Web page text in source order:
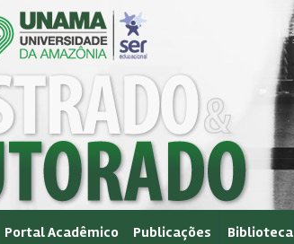
Portal Acadêmico Publicações
Biblioteca